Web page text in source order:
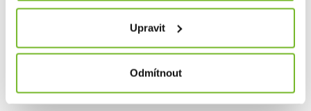
Upravit
Odmítnout
volbou profesionálních i sportovních rybářů po celém
Bez ohledu na to, zda jste na vodě nebo trávíte čas
ve městě, Grundéns nabízí produkty, které vás udrží v
suchu, teple a stylu. Přidejte se k tisícům spokojených
nejlepší rybářské oblečení na trhu.